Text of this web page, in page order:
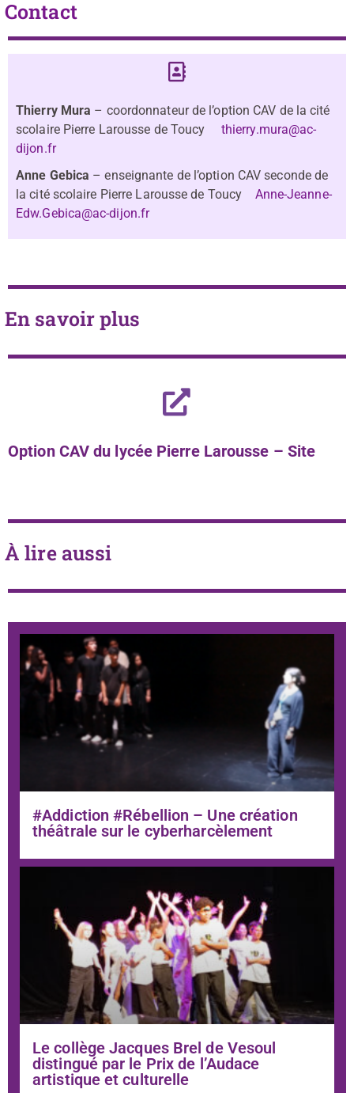
Contact
Thierry Mura – coordonnateur de l’option CAV de la cité
scolaire Pierre Larousse de Toucy thierry.mura@ac-
dijon.fr
Anne Gebica – enseignante de l’option CAV seconde de
la cité scolaire Pierre Larousse de Toucy Anne-Jeanne-
Edw.Gebica@ac-dijon.fr
En savoir plus
Option CAV du lycée Pierre Larousse – Site
À lire aussi
#Addiction #Rébellion – Une création
théâtrale sur le cyberharcèlement
Le collège Jacques Brel de Vesoul
distingué par le Prix de l’Audace
artistique et culturelle